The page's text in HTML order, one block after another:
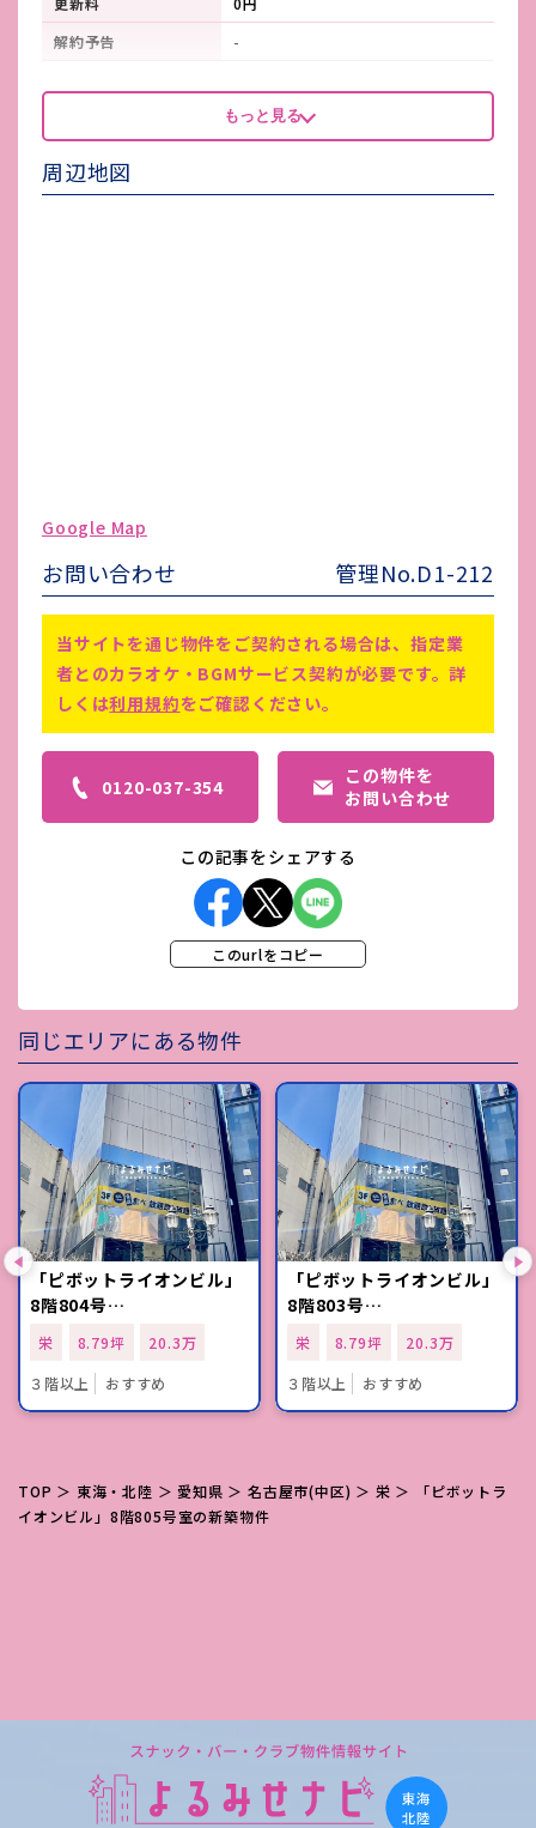
解約予告
-
看板製作費
3か所 貸主指定業者有:99,000円
（税込）
看板使用料・
維持管理費
ゴミ処理費
害虫駆除費
-
8階分割新装予定(2026年5～6月)
償却率:1年未満 100％ 2年未満
80％ 3年未満 70％ 3年以上 0％
保証会社・信用調査必須（全保連）
業種に関わらず、入居時借主負担に
てグリストラップ設置 借主指定業
者有:110,000円（税込）町内会
費:840円/月
もっと見る
周辺地図
Google Map
お問い合わせ 管理No.D1-212
当サイトを通じ物件をご契約される場合は、指定業
者とのカラオケ・BGMサービス契約が必要です。詳
しくは利用規約をご確認ください。
0120-037-354
この物件を
お問い合わせ
この記事をシェアする
このurlをコピー
同じエリアにある物件
「ピボットライオンビル」
8階804号…
栄 8.79坪
20.3万
３階以上
おすすめ
「ピボットライオンビル」
8階803号…
栄 8.79坪
20.3万
３階以上
おすすめ
TOP ＞ 東海・北陸 ＞ 愛知県 ＞名古屋市(中区) ＞ 栄 ＞ 「ピボットラ
イオンビル」8階805号室の新築物件